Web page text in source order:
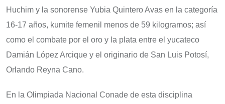
Huchim y la sonorense Yubia Quintero Avas en la categoría
16-17 años, kumite femenil menos de 59 kilogramos; así
como el combate por el oro y la plata entre el yucateco
Damián López Arcique y el originario de San Luis Potosí,
Orlando Reyna Cano.
En la Olimpiada Nacional Conade de esta disciplina